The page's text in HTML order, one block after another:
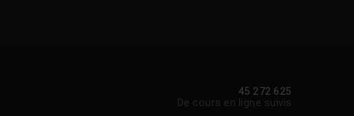
45 272 625
De cours en ligne suivis